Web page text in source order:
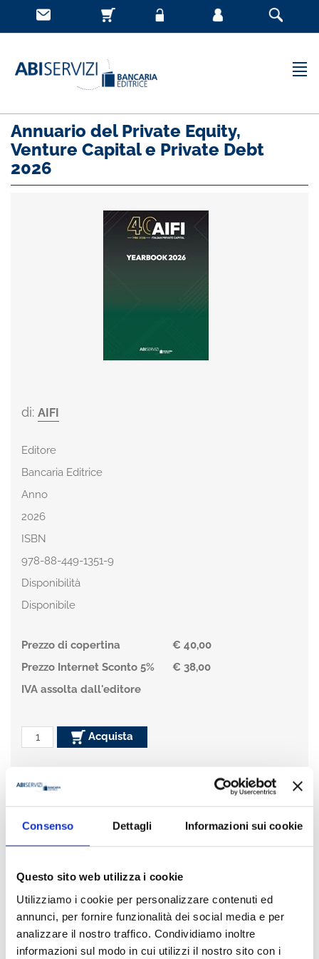
Consenso Dettagli Informazioni sui cookie
Questo sito web utilizza i cookie
Utilizziamo i cookie per personalizzare contenuti ed
annunci, per fornire funzionalità dei social media e per
analizzare il nostro traffico. Condividiamo inoltre
informazioni sul modo in cui utilizzi il nostro sito con i
Annuario del Private Equity,
Venture Capital e Private Debt
2026
di: AIFI
Editore
Bancaria Editrice
Anno
2026
ISBN
978-88-449-1351-9
Disponibilità
Disponibile
Prezzo di copertina
€ 40,00
Prezzo Internet Sconto 5%
€ 38,00
IVA assolta dall'editore
Acquista
Condividi
The AIFI Yearbook, which is now at its twenty-ninth edition,
intends to be a simple guide on